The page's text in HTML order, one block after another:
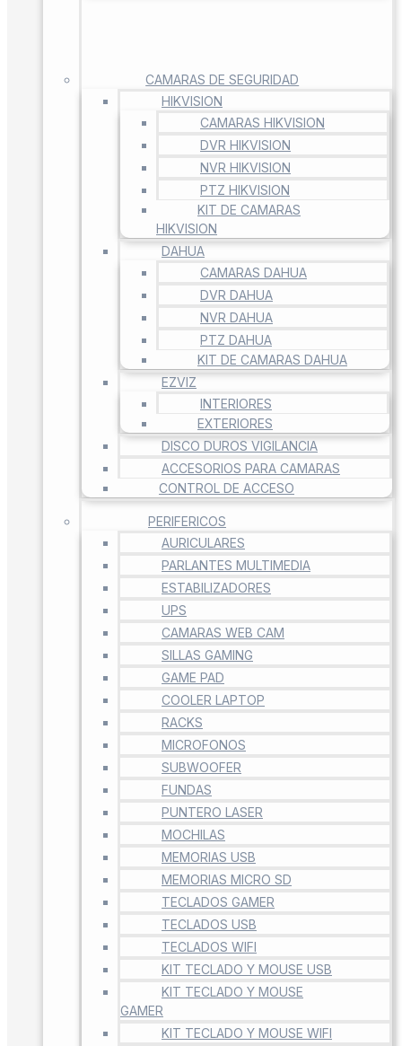
CAMARAS DE SEGURIDAD
HIKVISION
CAMARAS HIKVISION
DVR HIKVISION
NVR HIKVISION
PTZ HIKVISION
KIT DE CAMARAS
HIKVISION
DAHUA
CAMARAS DAHUA
DVR DAHUA
NVR DAHUA
PTZ DAHUA
KIT DE CAMARAS DAHUA
EZVIZ
INTERIORES
EXTERIORES
DISCO DUROS VIGILANCIA
ACCESORIOS PARA CAMARAS
CONTROL DE ACCESO
PERIFERICOS
AURICULARES
PARLANTES MULTIMEDIA
ESTABILIZADORES
UPS
CAMARAS WEB CAM
SILLAS GAMING
GAME PAD
COOLER LAPTOP
RACKS
MICROFONOS
SUBWOOFER
FUNDAS
PUNTERO LASER
MOCHILAS
MEMORIAS USB
MEMORIAS MICRO SD
TECLADOS GAMER
TECLADOS USB
TECLADOS WIFI
KIT TECLADO Y MOUSE USB
KIT TECLADO Y MOUSE
GAMER
KIT TECLADO Y MOUSE WIFI